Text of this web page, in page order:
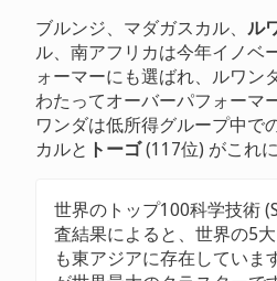
ブルンジ、マダガスカル、 ル
ル、南アフリカは今年イノベ
ォーマーにも選ばれ、ルワン
わたってオーバーパフォーマ
ワンダは低所得グループ中で
カルと トーゴ(117位) がこれ
世界のトップ100科学技術
査結果によると、世界の5
も東アジアに存在していま